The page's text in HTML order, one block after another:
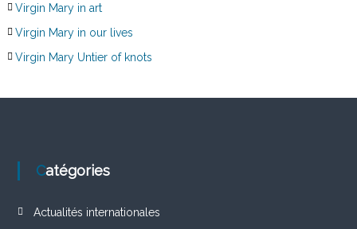
Virgin Mary in art
Virgin Mary in our lives
Virgin Mary Untier of knots
Catégories
Actualités internationales